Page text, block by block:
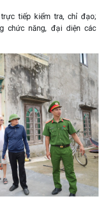
tiếp kiểm tra, chỉ đạo;
chức năng, đại diện các